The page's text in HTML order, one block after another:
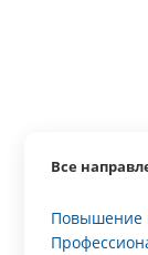
Все
Повышение